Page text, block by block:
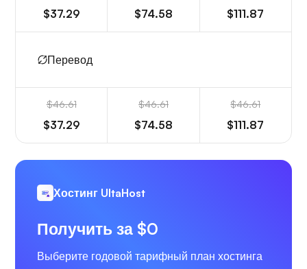
$37.29 $74.58 $111.87
Перевод
$46.61
$37.29
$46.61
$74.58
$46.61
$111.87
Хостинг UltaHost
Получить за $0
Выберите годовой тарифный план хостинга